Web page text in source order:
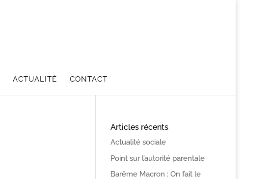
ACTUALITÉ CONTACT
Articles récents
Actualité sociale
Point sur l’autorité parentale
Barême Macron : On fait le